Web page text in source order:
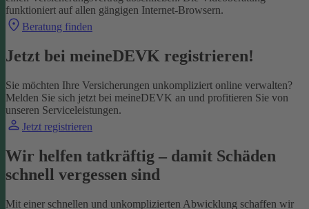
funktioniert auf allen gängigen Internet-Browsern.
Beratung finden
Jetzt bei meineDEVK registrieren!
Sie möchten Ihre Versicherungen unkompliziert online verwalten?
Melden Sie sich jetzt bei meineDEVK an und profitieren Sie von
unseren Serviceleistungen.
Jetzt registrieren
Wir helfen tatkräftig – damit Schäden
schnell vergessen sind
Mit einer schnellen und unkomplizierten Abwicklung schaffen wir